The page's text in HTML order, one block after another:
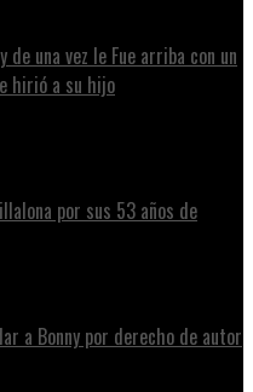
una vez le Fue arriba con un
hirió a su hijo
por sus 53 años de
a Bonny por derecho de autor